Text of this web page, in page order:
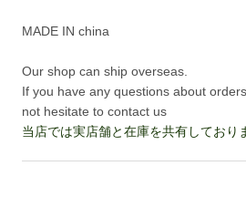
MADE IN china
Our shop can ship overseas.
If you have any questions about
not hesitate to contact us
当店では実店舗と在庫を共有しており